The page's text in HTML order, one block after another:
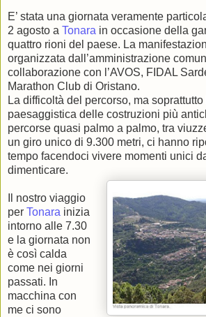
E’ stata una giornata veramente
2 agosto a Tonara in occasione della
quattro rioni del paese. La
organizzata dall’amministrazione
collaborazione con l’AVOS, FIDAL
Marathon Club di Oristano.
La difficoltà del percorso, ma
paesaggistica delle costruzioni più
percorse quasi palmo a palmo, tra
un giro unico di 9.300 metri, ci hanno
tempo facendoci vivere momenti unici
dimenticare.
Il nostro viaggio
per Tonara inizia
intorno alle 7.30
e la giornata non
è così calda
come nei giorni
passati. In
macchina con
me ci sono